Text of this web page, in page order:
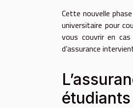
Cette nouvelle
universitaire pour
vous couvrir en
d’assurance
étudiants